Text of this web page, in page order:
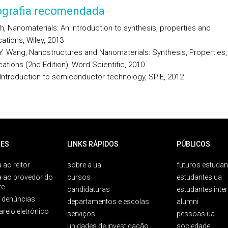
recomendada
Nanomaterials: An introduction to synthesis, properties and
Wiley, 2013
Wang, Nanostructures and Nanomaterials: Synthesis,
(2nd Edition), Word Scientific, 2010
to semiconductor technology, SPIE, 2012
ao reitor
ao provedor do
denúncias
eletrónico
LINKS RÁPIDOS
sobre a ua
cursos
candidaturas
departamentos e escolas
serviços
unidades de investigação
PÚBLICOS
futuros
estudantes ua
estudantes
alumni
pessoas ua
sociedade